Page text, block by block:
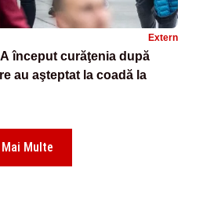
Extern
început curăţenia după
au aşteptat la coadă la
Mai Multe